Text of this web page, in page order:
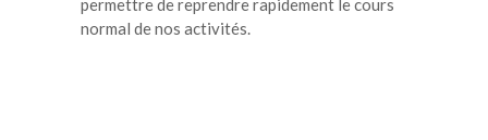
permettre de reprendre rapidement le cours
normal de nos activités.